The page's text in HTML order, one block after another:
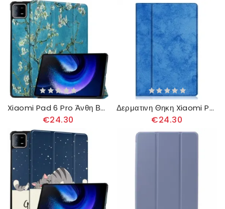
Xiaomi Pad 6 Pro Άνθη Βερίκοκου
€24.30
Δερματινη Θηκη Xiaomi Pad 6 Pro Περιστρεφόμενη Βάση Και Βάση Γραφίδας
€24.30